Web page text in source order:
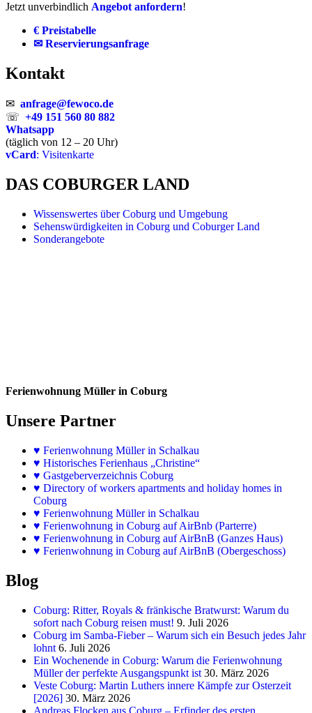
Jetzt unverbindlich Angebot anfordern!
€ Preistabelle
✉ Reservierungsanfrage
Kontakt
✉ anfrage@fewoco.de
☏ +49 151 560 80 882
Whatsapp
(täglich von 12 – 20 Uhr)
vCard: Visitenkarte
DAS COBURGER LAND
Wissenswertes über Coburg und Umgebung
Sehenswürdigkeiten in Coburg und Coburger Land
Sonderangebote
Ferienwohnung Müller in Coburg
Unsere Partner
♥ Ferienwohnung Müller in Schalkau
♥ Historisches Ferienhaus „Christine“
♥ Gastgeberverzeichnis Coburg
♥ Directory of workers apartments and holiday homes in
Coburg
♥ Ferienwohnung Müller in Schalkau
♥ Ferienwohnung in Coburg auf AirBnb (Parterre)
♥ Ferienwohnung in Coburg auf AirBnB (Ganzes Haus)
♥ Ferienwohnung in Coburg auf AirBnB (Obergeschoss)
Blog
Coburg: Ritter, Royals & fränkische Bratwurst: Warum du
sofort nach Coburg reisen must! 9. Juli 2026
Coburg im Samba-Fieber – Warum sich ein Besuch jedes Jahr
lohnt 6. Juli 2026
Ein Wochenende in Coburg: Warum die Ferienwohnung
Müller der perfekte Ausgangspunkt ist 30. März 2026
Veste Coburg: Martin Luthers innere Kämpfe zur Osterzeit
[2026] 30. März 2026
Andreas Flocken aus Coburg – Erfinder des ersten